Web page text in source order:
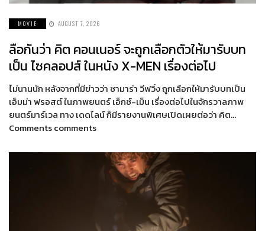
MOVIE AUGUST 7, 2026
ลือกันว่า คิต คอนเนอร์ จะถูกเลือกตัวให้มารับบท
เป็น ไซคลอปส์ ในหนัง X-MEN เรื่องต่อไป
ไม่นานนัก หลังจากที่มีข่าวว่า ซามาร่า วีฟวิ่ง ถูกเลือกให้มารับบทเป็น
เอ็มม่า ฟรอสต์ ในภาพยนตร์ เอ็กซ์-เม็น เรื่องต่อไปในจักรวาลภาพ
ยนตร์มาร์เวล ทาง เดดไลน์ ก็มีรายงานพิเศษเปิดเผยต่อว่า คิต…
Comments comments